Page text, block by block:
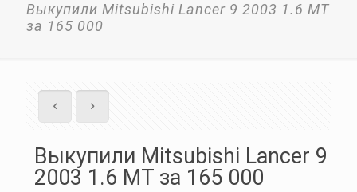
Выкупили Mitsubishi Lancer 9 2003 1.6 MT
за 165 000
Выкупили Mitsubishi Lancer 9
2003 1.6 MT за 165 000